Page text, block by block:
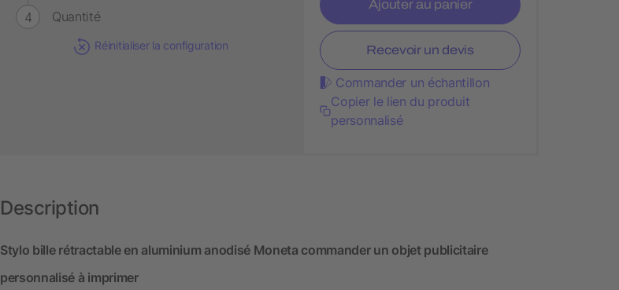
Quantité
Réinitialiser la configuration
Ajouter au panier
Recevoir un devis
Commander un échantillon
Copier le lien du produit
personnalisé
Description
Stylo bille rétractable en aluminium anodisé Moneta commander un objet publicitaire
personnalisé à imprimer